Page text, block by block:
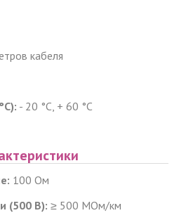
кабеля
- 20 °C, + 60 °C
: 100 Ом
(500 В): ≥ 500 МОм/км